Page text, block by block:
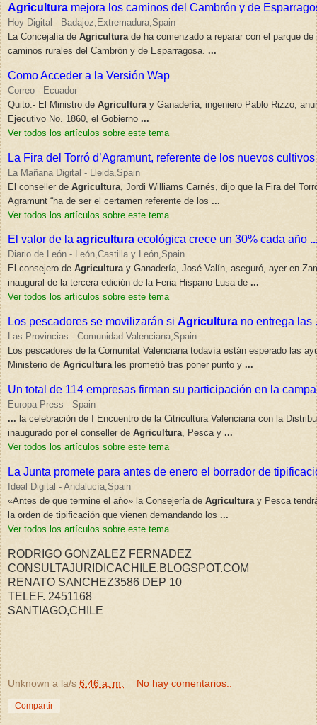
Agricultura mejora los caminos del Cambrón y de
Hoy Digital - Badajoz,Extremadura,Spain
La Concejalía de Agricultura de ha comenzado a reparar con el parque
caminos rurales del Cambrón y de Esparragosa. ...
Como Acceder a la Versión Wap
Correo - Ecuador
Quito.- El Ministro de Agricultura y Ganadería, ingeniero Pablo Rizzo,
Ejecutivo No. 1860, el Gobierno ...
Ver todos los artículos sobre este tema
La Fira del Torró d’Agramunt, referente de los nuevos cultivos
La Mañana Digital - Lleida,Spain
El conseller de Agricultura , Jordi Williams Carnés, dijo que la Fira del
Agramunt “ha de ser el certamen referente de los ...
Ver todos los artículos sobre este tema
El valor de la agricultura ecológica crece un 30% cada año
Diario de León - León,Castilla y León,Spain
El consejero de Agriculturay Ganadería, José Valín, aseguró, ayer en
inaugural de la tercera edición de la Feria Hispano Lusa de ...
Ver todos los artículos sobre este tema
Los pescadores se movilizarán si Agricultura no entrega las
Las Provincias - Comunidad Valenciana,Spain
Los pescadores de la Comunitat Valenciana todavía están esperado las
Ministerio de Agriculturales prometió tras poner punto y ...
Un total de 114 empresas firman su participación en la
Europa Press - Spain
... la celebración de I Encuentro de la Citricultura Valenciana con la
inaugurado por el conseller de Agricultura, Pesca y ...
Ver todos los artículos sobre este tema
La Junta promete para antes de enero el borrador de
Ideal Digital - Andalucía,Spain
«Antes de que termine el año» la Consejería de Agricultura y Pesca
la orden de tipificación que vienen demandando los ...
Ver todos los artículos sobre este tema
RODRIGO GONZALEZ FERNADEZ
CONSULTAJURIDICACHILE.BLOGSPOT.COM
RENATO SANCHEZ3586 DEP 10
TELEF. 2451168
SANTIAGO,CHILE
Unknown a la/s 6:46 a. m. No hay comentarios.:
Compartir